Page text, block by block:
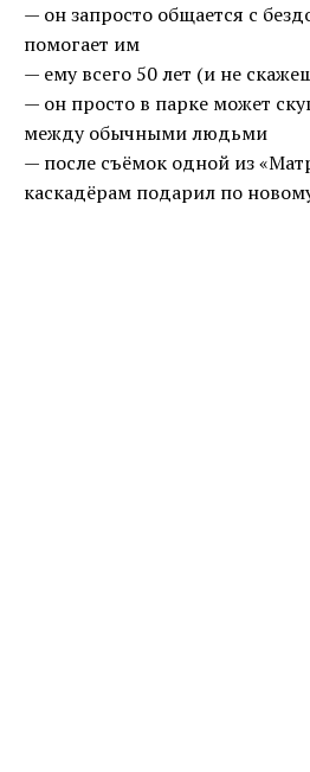
— он запросто общается с
помогает им
— ему всего 50 лет (и не
— он просто в парке может
между обычными людьми
— после съёмок одной из
каскадёрам подарил по